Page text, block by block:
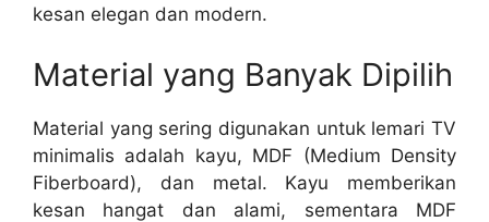
kesan elegan dan modern.
Material yang Banyak Dipilih
Material yang sering digunakan untuk lemari TV
minimalis adalah kayu, MDF (Medium Density
Fiberboard), dan metal. Kayu memberikan
kesan hangat dan alami, sementara MDF